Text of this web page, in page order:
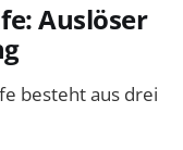
Auslöser
besteht aus drei